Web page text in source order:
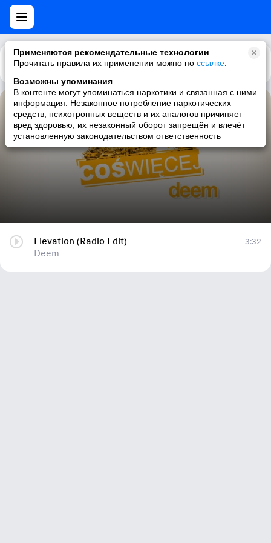
Применяются рекомендательные технологии
Прочитать правила их применении можно по ссылке
Возможны упоминания
В контенте могут упоминаться наркотики и связанная с ними
информация. Незаконное потребление наркотических
средств, психотропных веществ и их аналогов причиняет
вред здоровью, их незаконный оборот запрещён и влечёт
установленную законодательством ответственность
Каталог Рекомендации
Elevation (Radio Edit)
Deem
Elevation (Radio Edit)
Deem
3:32